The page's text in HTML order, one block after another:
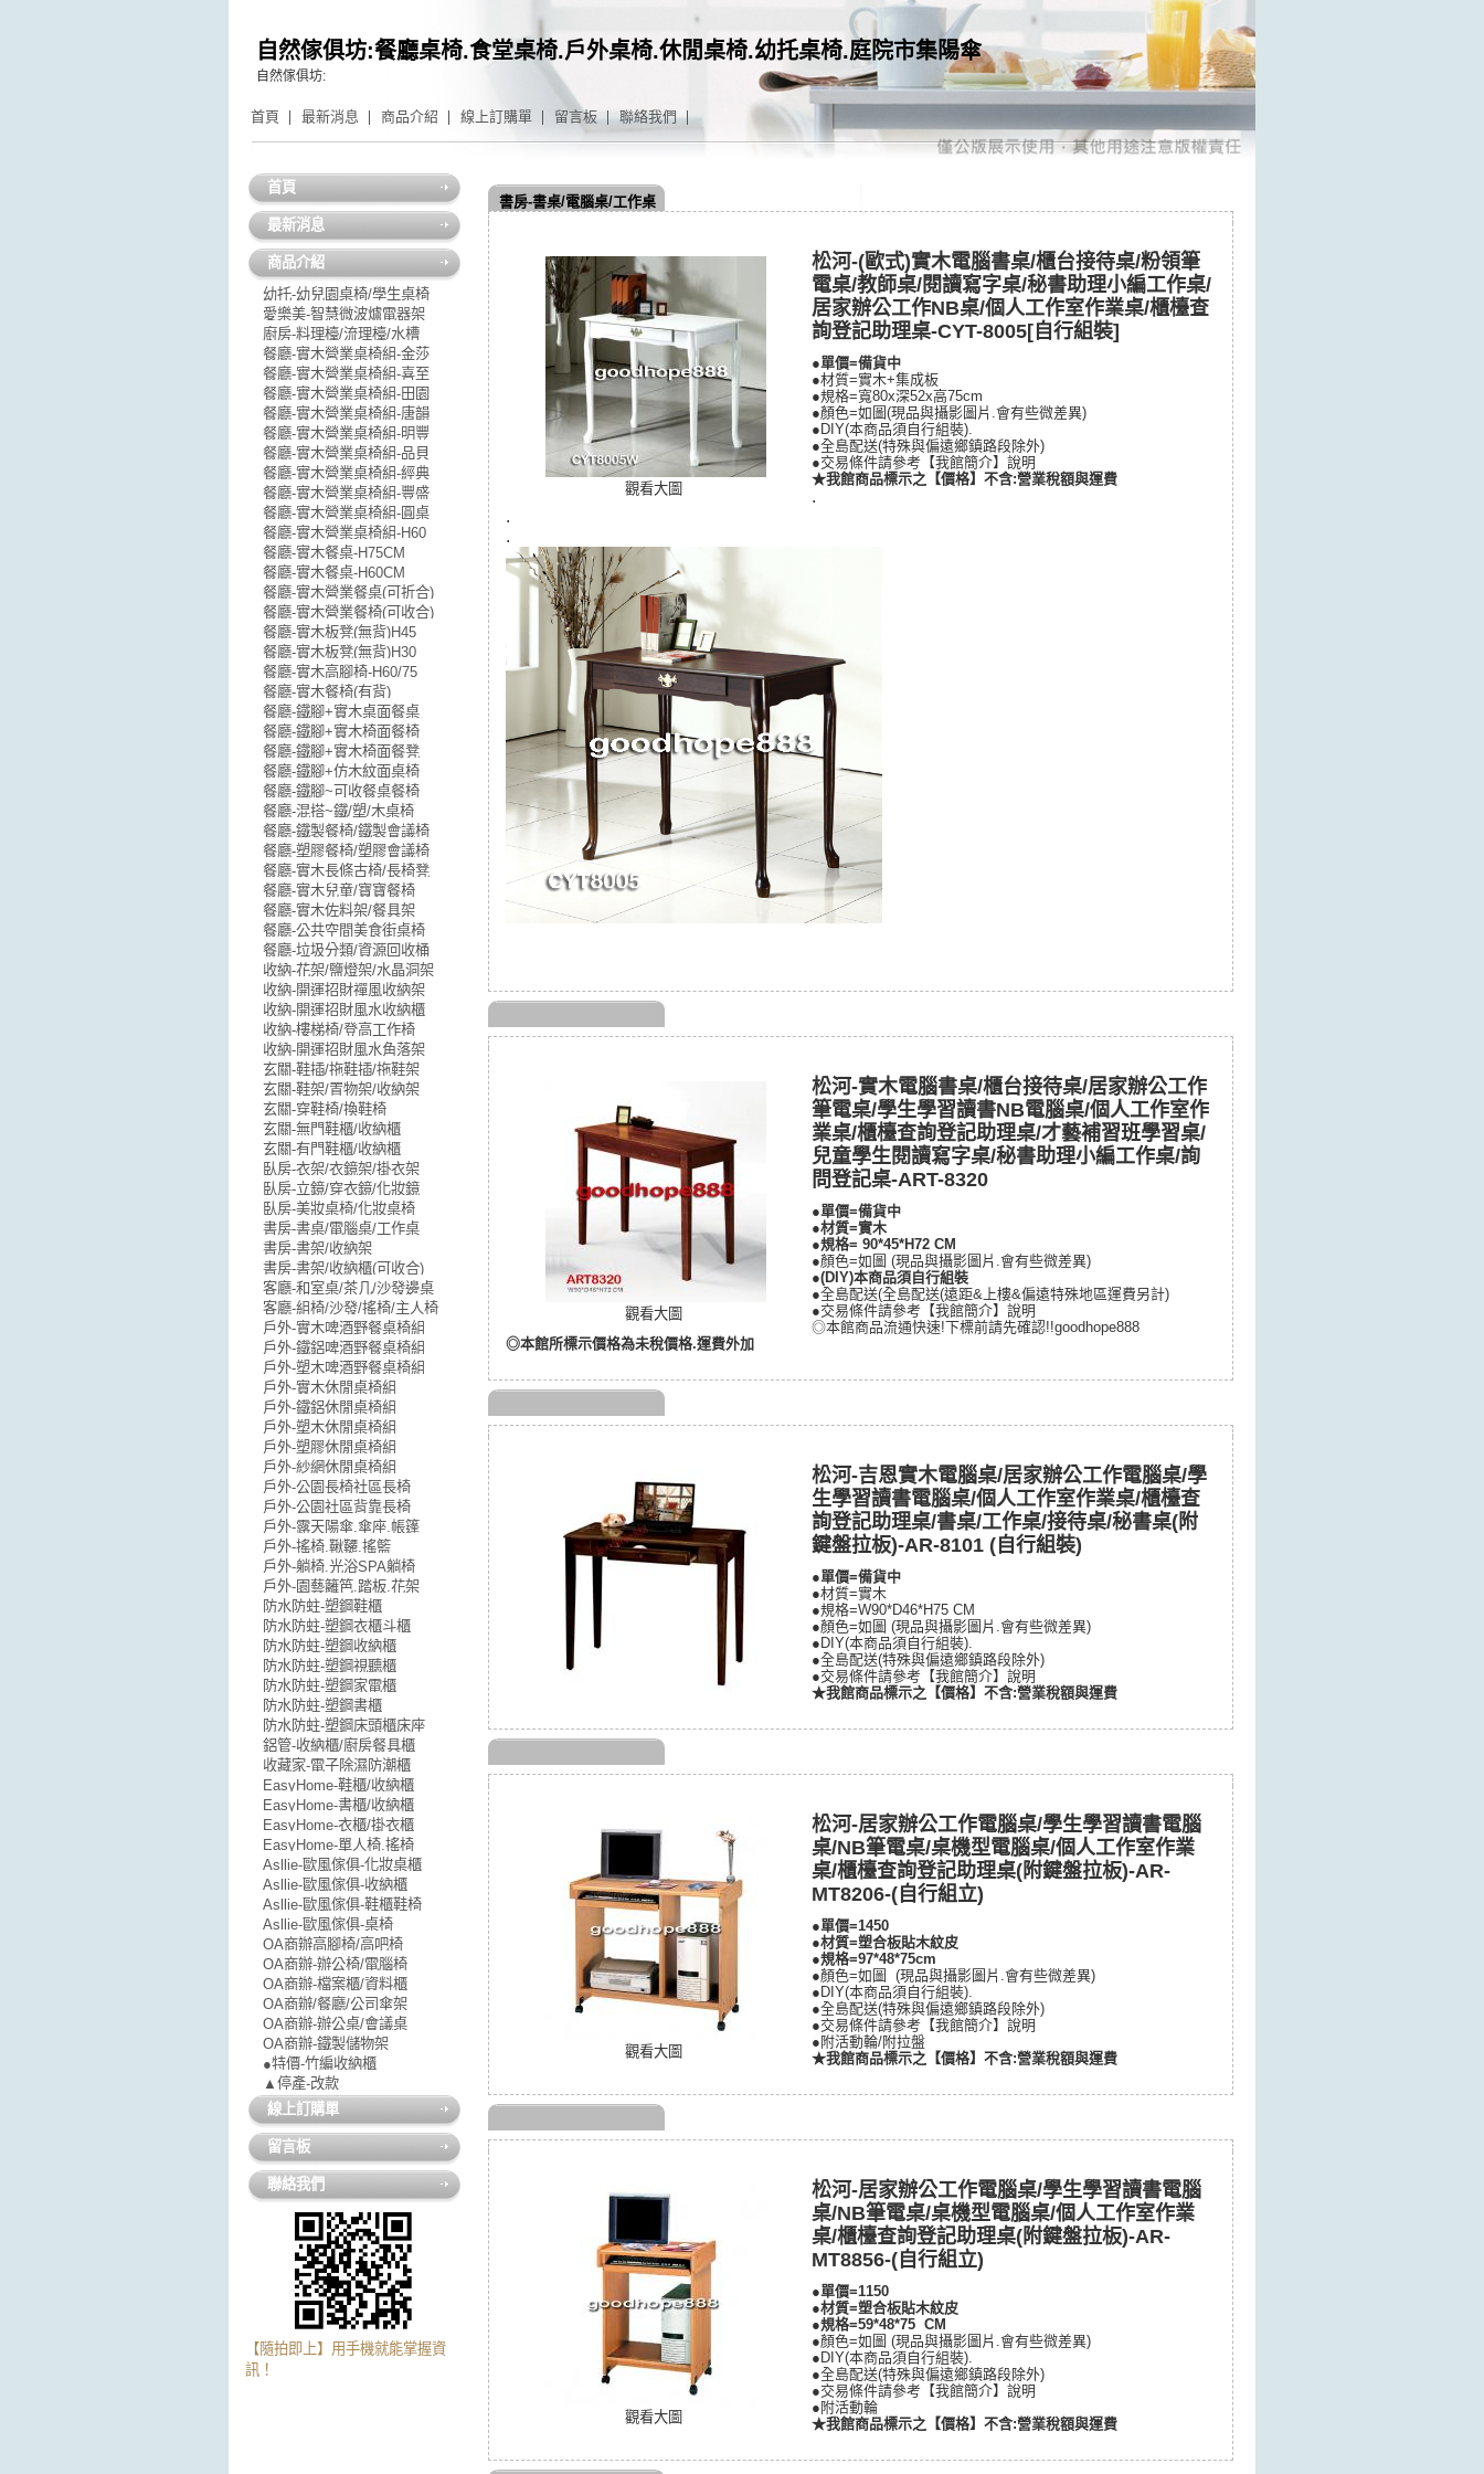
自然傢俱坊:餐廳桌椅.食堂桌椅.戶外桌椅.休閒桌椅.幼托桌椅.庭院市集陽傘
自然傢俱坊:
首頁 最新消息 商品介紹 線上訂購單 留言板 聯絡我們
書房-書桌/電腦桌/工作桌
觀看大圖
松河-(歐式)實木電腦書桌/櫃台接待桌/粉領筆
電桌/教師桌/閱讀寫字桌/秘書助理小編工作桌/
居家辦公工作NB桌/個人工作室作業桌/櫃檯查
詢登記助理桌-CYT-8005[自行組裝]
●單價=備貨中
●材質=實木+集成板
●規格=寬80x深52x高75cm
●顏色=如圖(現品與攝影圖片.會有些微差異)
●DIY(本商品須自行組裝).
●全島配送(特殊與偏遠鄉鎮路段除外)
●交易條件請參考【我館簡介】說明
★我館商品標示之【價格】不含:營業稅額與運費
.
.
.
觀看大圖
松河-實木電腦書桌/櫃台接待桌/居家辦公工作
筆電桌/學生學習讀書NB電腦桌/個人工作室作
業桌/櫃檯查詢登記助理桌/才藝補習班學習桌/
兒童學生閱讀寫字桌/秘書助理小編工作桌/詢
問登記桌-ART-8320
●單價=備貨中
●材質=實木
●規格= 90*45*H72 CM
●顏色=如圖 (現品與攝影圖片.會有些微差異)
●(DIY)本商品須自行組裝
●全島配送(全島配送(遠距&上樓&偏遠特殊地區運費另計)
●交易條件請參考【我館簡介】說明
◎本館商品流通快速!下標前請先確認!!goodhope888
◎本館所標示價格為未稅價格.運費外加
松河-吉恩實木電腦桌/居家辦公工作電腦桌/學
生學習讀書電腦桌/個人工作室作業桌/櫃檯查
詢登記助理桌/書桌/工作桌/接待桌/秘書桌(附
鍵盤拉板)-AR-8101 (自行組裝)
●單價=備貨中
●材質=實木
●規格=W90*D46*H75 CM
●顏色=如圖 (現品與攝影圖片.會有些微差異)
●DIY(本商品須自行組裝).
●全島配送(特殊與偏遠鄉鎮路段除外)
●交易條件請參考【我館簡介】說明
★我館商品標示之【價格】不含:營業稅額與運費
觀看大圖
松河-居家辦公工作電腦桌/學生學習讀書電腦
桌/NB筆電桌/桌機型電腦桌/個人工作室作業
桌/櫃檯查詢登記助理桌(附鍵盤拉板)-AR-
MT8206-(自行組立)
●單價=1450
●材質=塑合板貼木紋皮
●規格=97*48*75cm
●顏色=如圖 (現品與攝影圖片.會有些微差異)
●DIY(本商品須自行組裝).
●全島配送(特殊與偏遠鄉鎮路段除外)
●交易條件請參考【我館簡介】說明
●附活動輪/附拉盤
★我館商品標示之【價格】不含:營業稅額與運費
觀看大圖
松河-居家辦公工作電腦桌/學生學習讀書電腦
桌/NB筆電桌/桌機型電腦桌/個人工作室作業
桌/櫃檯查詢登記助理桌(附鍵盤拉板)-AR-
MT8856-(自行組立)
●單價=1150
●材質=塑合板貼木紋皮
●規格=59*48*75 CM
●顏色=如圖 (現品與攝影圖片.會有些微差異)
●DIY(本商品須自行組裝).
●全島配送(特殊與偏遠鄉鎮路段除外)
●交易條件請參考【我館簡介】說明
●附活動輪
★我館商品標示之【價格】不含:營業稅額與運費
首頁
最新消息
商品介紹
幼托-幼兒園桌椅/學生桌椅
愛樂美-智慧微波爐電器架
廚房-料理檯/流理檯/水槽
餐廳-實木營業桌椅組-金莎
餐廳-實木營業桌椅組-喜至
餐廳-實木營業桌椅組-田園
餐廳-實木營業桌椅組-唐韻
餐廳-實木營業桌椅組-明豐
餐廳-實木營業桌椅組-品貝
餐廳-實木營業桌椅組-經典
餐廳-實木營業桌椅組-豐盛
餐廳-實木營業桌椅組-圓桌
餐廳-實木營業桌椅組-H60
餐廳-實木餐桌-H75CM
餐廳-實木餐桌-H60CM
餐廳-實木營業餐桌(可折合)
餐廳-實木營業餐椅(可收合)
餐廳-實木板凳(無背)H45
餐廳-實木板凳(無背)H30
餐廳-實木高腳椅-H60/75
餐廳-實木餐椅(有背)
餐廳-鐵腳+實木桌面餐桌
餐廳-鐵腳+實木椅面餐椅
餐廳-鐵腳+實木椅面餐凳
餐廳-鐵腳+仿木紋面桌椅
餐廳-鐵腳~可收餐桌餐椅
餐廳-混搭~鐵/塑/木桌椅
餐廳-鐵製餐椅/鐵製會議椅
餐廳-塑膠餐椅/塑膠會議椅
餐廳-實木長條古椅/長椅凳
餐廳-實木兒童/寶寶餐椅
餐廳-實木佐料架/餐具架
餐廳-公共空間美食街桌椅
餐廳-垃圾分類/資源回收桶
收納-花架/鹽燈架/水晶洞架
收納-開運招財禪風收納架
收納-開運招財風水收納櫃
收納-樓梯椅/登高工作椅
收納-開運招財風水角落架
玄關-鞋插/拖鞋插/拖鞋架
玄關-鞋架/置物架/收納架
玄關-穿鞋椅/換鞋椅
玄關-無門鞋櫃/收納櫃
玄關-有門鞋櫃/收納櫃
臥房-衣架/衣鏡架/掛衣架
臥房-立鏡/穿衣鏡/化妝鏡
臥房-美妝桌椅/化妝桌椅
書房-書桌/電腦桌/工作桌
書房-書架/收納架
書房-書架/收納櫃(可收合)
客廳-和室桌/茶几/沙發邊桌
客廳-組椅/沙發/搖椅/主人椅
戶外-實木啤酒野餐桌椅組
戶外-鐵鋁啤酒野餐桌椅組
戶外-塑木啤酒野餐桌椅組
戶外-實木休閒桌椅組
戶外-鐵鋁休閒桌椅組
戶外-塑木休閒桌椅組
戶外-塑膠休閒桌椅組
戶外-紗網休閒桌椅組
戶外-公園長椅社區長椅
戶外-公園社區背靠長椅
戶外-露天陽傘.傘座.帳篷
戶外-搖椅.鞦韆.搖籃
戶外-躺椅.光浴SPA躺椅
戶外-園藝籬笆.踏板.花架
防水防蛀-塑鋼鞋櫃
防水防蛀-塑鋼衣櫃斗櫃
防水防蛀-塑鋼收納櫃
防水防蛀-塑鋼視聽櫃
防水防蛀-塑鋼家電櫃
防水防蛀-塑鋼書櫃
防水防蛀-塑鋼床頭櫃床座
鋁管-收納櫃/廚房餐具櫃
收藏家-電子除濕防潮櫃
EasyHome-鞋櫃/收納櫃
EasyHome-書櫃/收納櫃
EasyHome-衣櫃/掛衣櫃
EasyHome-單人椅.搖椅
Asllie-歐風傢俱-化妝桌櫃
Asllie-歐風傢俱-收納櫃
Asllie-歐風傢俱-鞋櫃鞋椅
Asllie-歐風傢俱-桌椅
OA商辦高腳椅/高吧椅
OA商辦-辦公椅/電腦椅
OA商辦-檔案櫃/資料櫃
OA商辦/餐廳/公司傘架
OA商辦-辦公桌/會議桌
OA商辦-鐵製儲物架
●特價-竹編收納櫃
▲停產-改款
線上訂購單
留言板
聯絡我們
【隨拍即上】用手機就能掌握資
訊！